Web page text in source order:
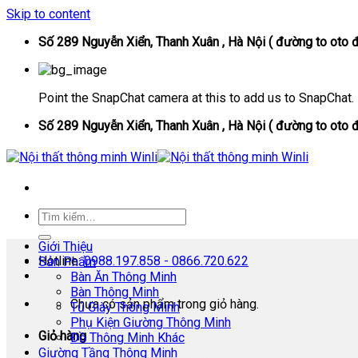
Skip to content
Số 289 Nguyễn Xiển, Thanh Xuân , Hà Nội ( đường to oto
Point the SnapChat camera at this to add us to SnapChat.
Số 289 Nguyễn Xiển, Thanh Xuân , Hà Nội ( đường to oto
Hotline:0988.197.858 - 0866.720.622
Chưa có sản phẩm trong giỏ hàng.
Giỏ hàng
Giới Thiệu
Sản Phẩm
Bàn Ăn Thông Minh
Bàn Thông Minh
Tủ Giày Thông Minh
Phụ Kiện Giường Thông Minh
Đồ Thông Minh Khác
Giường Tầng Thông Minh